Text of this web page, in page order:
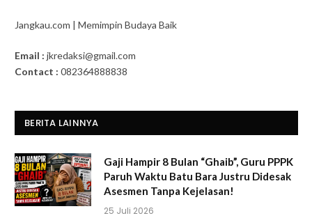
Jangkau.com | Memimpin Budaya Baik
Email : jkredaksi@gmail.com
Contact : 082364888838
BERITA LAINNYA
Gaji Hampir 8 Bulan “Ghaib”, Guru PPPK
Paruh Waktu Batu Bara Justru Didesak
Asesmen Tanpa Kejelasan!
25 Juli 2026